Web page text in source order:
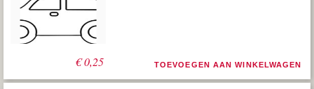
€0,25 TOEVOEGEN AAN WINKELWAGEN